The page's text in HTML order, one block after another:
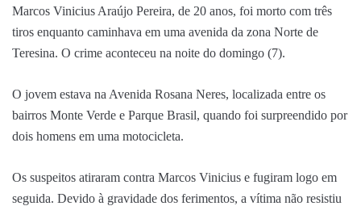
Marcos Vinicius Araújo Pereira, de 20 anos, foi morto com três
tiros enquanto caminhava em uma avenida da zona Norte de
Teresina. O crime aconteceu na noite do domingo (7).
O jovem estava na Avenida Rosana Neres, localizada entre os
bairros Monte Verde e Parque Brasil, quando foi surpreendido por
dois homens em uma motocicleta.
Os suspeitos atiraram contra Marcos Vinicius e fugiram logo em
seguida. Devido à gravidade dos ferimentos, a vítima não resistiu